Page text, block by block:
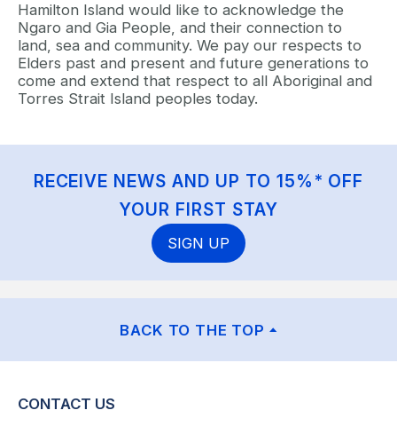
Hamilton Island would like to acknowledge the
Ngaro and Gia People, and their connection to
land, sea and community. We pay our respects to
Elders past and present and future generations to
come and extend that respect to all Aboriginal and
Torres Strait Island peoples today.
RECEIVE NEWS AND UP TO 15%* OFF
YOUR FIRST STAY
SIGN UP
BACK TO THE TOP
CONTACT US